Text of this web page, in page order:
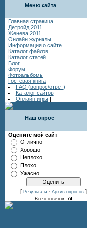
Меню сайта
Главная страница
Детройд 2011
Женева 2011
Онлайн журналы
Информация о сайте
Каталог файлов
Каталог статей
Блог
Форум
Фотоальбомы
Гостевая книга
FAQ (вопрос/ответ)
Каталог сайтов
Онлайн игры |
Наш опрос
Оцените мой сайт
Отлично
Хорошо
Неплохо
Плохо
Ужасно
[ Результаты· Архив опросов]
Всего ответов: 74